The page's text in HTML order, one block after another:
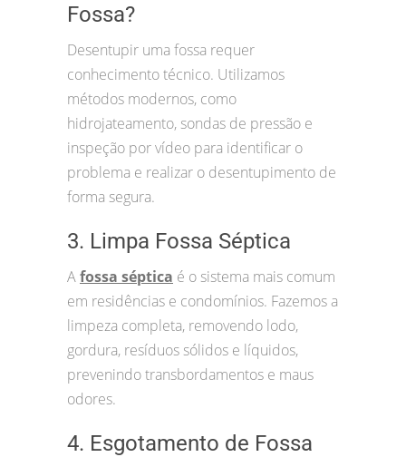
Fossa?
Desentupir uma fossa requer
conhecimento técnico. Utilizamos
métodos modernos, como
hidrojateamento, sondas de pressão e
inspeção por vídeo para identificar o
problema e realizar o desentupimento de
forma segura.
3. Limpa Fossa Séptica
Afossa séptica é o sistema mais comum
em residências e condomínios. Fazemos a
limpeza completa, removendo lodo,
gordura, resíduos sólidos e líquidos,
prevenindo transbordamentos e maus
odores.
4. Esgotamento de Fossa